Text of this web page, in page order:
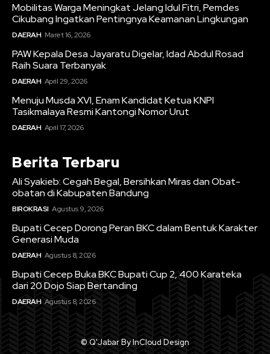
Mobilitas Warga Meningkat Jelang Idul Fitri, Pemdes
Cikubang Ingatkan Pentingnya Keamanan Lingkungan
DAERAH Maret 16, 2026
PAW Kepala Desa Jayaratu Digelar, Idad Abdul Rosad
Raih Suara Terbanyak
DAERAH April 29, 2026
Menuju Musda XVI, Enam Kandidat Ketua KNPI
Tasikmalaya Resmi Kantongi Nomor Urut
DAERAH April 17, 2026
Berita Terbaru
Ali Syakieb: Cegah Begal, Bersihkan Miras dan Obat-
obatan di Kabupaten Bandung
BIROKRASI Agustus 9, 2026
Bupati Cecep Dorong Peran BKC dalam Bentuk Karakter
Generasi Muda
DAERAH Agustus 8, 2026
Bupati Cecep Buka BKC Bupati Cup 2, 400 Karateka
dari 20 Dojo Siap Bertanding
DAERAH Agustus 8, 2026
© Q'Jabar By InCloud Design